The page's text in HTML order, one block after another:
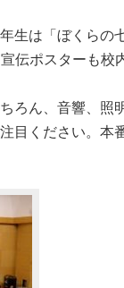
生は「ぼくらの
伝ポスターも校
ろん、音響、照
目ください。本